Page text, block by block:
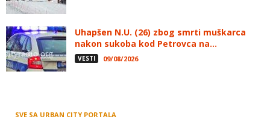
Uhapšen N.U. (26) zbog smrti muškarca
nakon sukoba kod Petrovca na...
VESTI 09/08/2026
SVE SA URBAN CITY PORTALA